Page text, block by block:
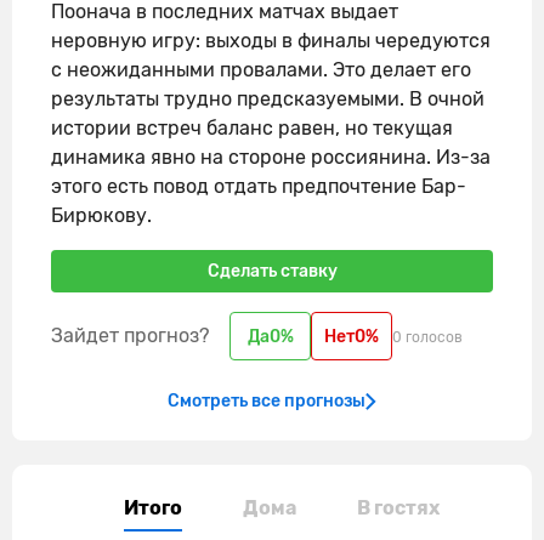
Поонача в последних матчах выдает
неровную игру: выходы в финалы чередуются
с неожиданными провалами. Это делает его
результаты трудно предсказуемыми. В очной
истории встреч баланс равен, но текущая
динамика явно на стороне россиянина. Из-за
этого есть повод отдать предпочтение Бар-
Бирюкову.
Сделать ставку
Зайдет прогноз? Да0% Нет0% 0 голосов
Смотреть все прогнозы
Итого Дома В гостях